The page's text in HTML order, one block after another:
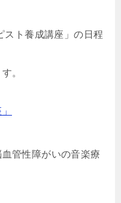
スト養成講座」の日程
。
管性障がいの音楽療